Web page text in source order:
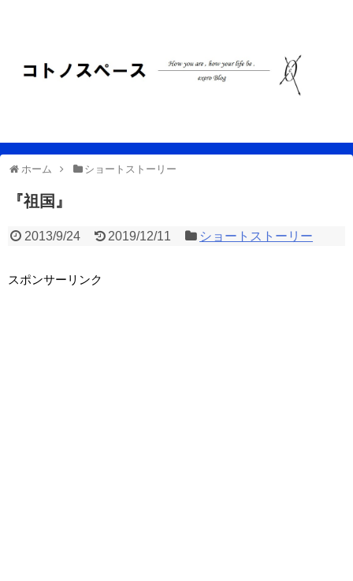
ホーム ショートストーリー
『祖国』
2013/9/24 2019/12/11 ショートストーリー
スポンサーリンク